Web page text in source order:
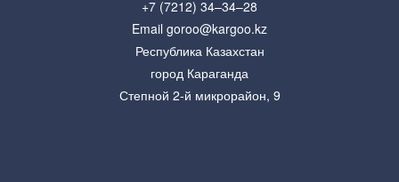
+7 (7212) 34–34–28
Email goroo@kargoo.kz
Республика Казахстан
город Караганда
Степной 2-й микрорайон, 9